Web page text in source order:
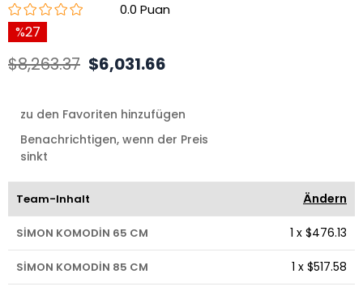
0.0
27
$8,263.37 $6,031.66
zu den Favoriten hinzufügen
Benachrichtigen, wenn der Preis
sinkt
Team-Inhalt Ändern
SİMON KOMODİN 65 CM 1 x $476.13
SİMON KOMODİN 85 CM 1 x $517.58